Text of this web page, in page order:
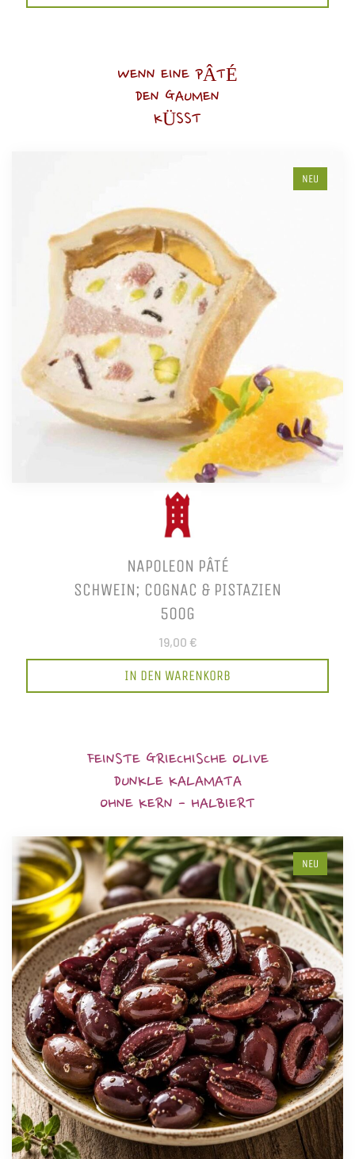
WENN EINE PÂTÉ
DEN GAUMEN
KÜSST
NEU
NAPOLEON PÂTÉ
SCHWEIN; COGNAC & PISTAZIEN
500G
19,00 €
IN DEN WARENKORB
FEINSTE GRIECHISCHE OLIVE
DUNKLE KALAMATA
OHNE KERN - HALBIERT
NEU